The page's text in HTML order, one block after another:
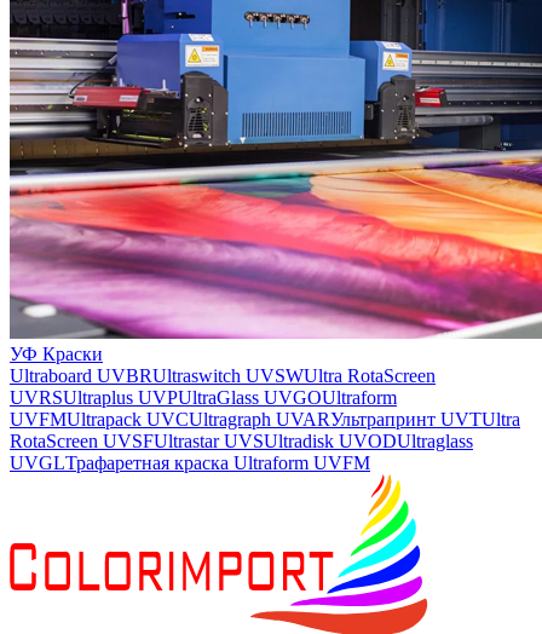
УФ Краски
Ultraboard UVBRUltraswitch UVSWUltra RotaScreen
UVRSUltraplus UVPUltraGlass UVGOUltraform
UVFMUltrapack UVCUltragraph UVARУльтрапринт UVTUltra
RotaScreen UVSFUltrastar UVSUltradisk UVODUltraglass
UVGLТрафаретная краска Ultraform UVFM